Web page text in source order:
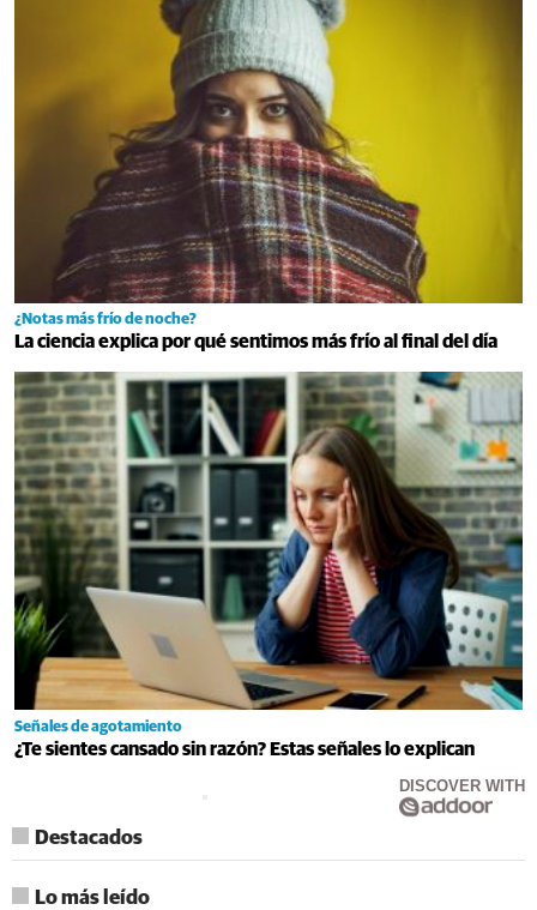
¿Notas más frío de noche?
La ciencia explica por qué sentimos más frío al final del día
Señales de agotamiento
¿Te sientes cansado sin razón? Estas señales lo explican
DISCOVER WITH
Destacados
Lo más leído